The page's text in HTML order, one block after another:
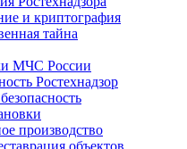
и криптография
тайна
МЧС России
Ростехнадзор
производство
объектов